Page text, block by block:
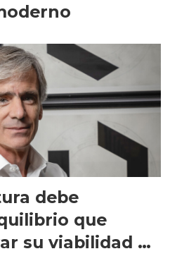
debe
que
su viabilidad de